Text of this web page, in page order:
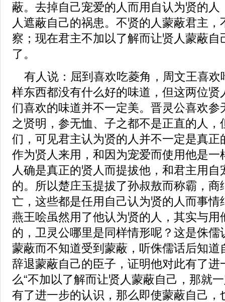
蔽。去掉自己宠爱的人而用自认为贤的人
人遮蔽自己的祸患。不贤的人蒙蔽君主
察；现在君主不加以了解而让贤人蒙蔽自
了。
有人说：屈到喜欢吃菱角，周文王喜欢
样东西都没有什么好的味道，但这两位贤
们喜欢的味道并不一定美。晋灵公喜欢参
之贤明，参无恤、子之都不是正直的人
们，可见君主认为贤的人并不一定是真正
作为贤人来用，和因为宠爱而使用他是一
人确是真正的贤人而提拔他，和君主用
的。所以楚庄玉提拔了孙叔敖而称霸，商
亡，这些都是任用自己认为贤的人而事情
燕王哙虽然用了他认为贤的人，其实与用
的，卫灵公哪里是同样情形呢？这是侏儒
蒙蔽而不知道受到蒙蔽，听侏儒话后知道
辞退蒙蔽自己的臣子，证明他对此有了进
么“不加以了解而让贤人蒙蔽自己，那就
有了进一步的认识，那么即使蒙蔽自己，